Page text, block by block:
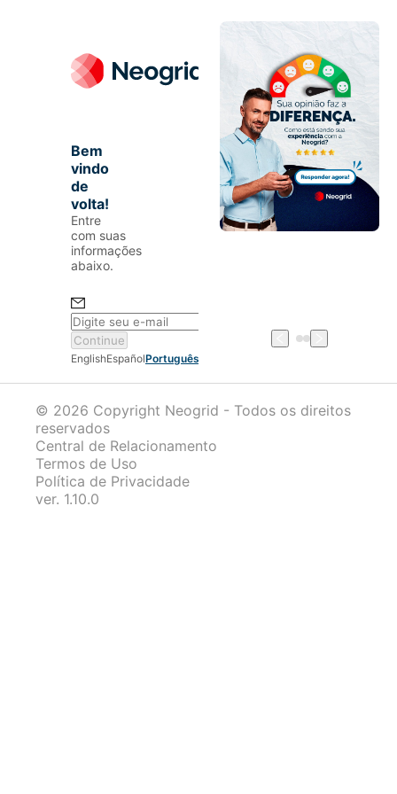
Bem
vindo
de
volta!
Entre
com suas
informações
abaixo.
Continue
EnglishEspañolPortuguês
© 2026 Copyright Neogrid - Todos os direitos
reservados
Central de Relacionamento
Termos de Uso
Política de Privacidade
ver. 1.10.0